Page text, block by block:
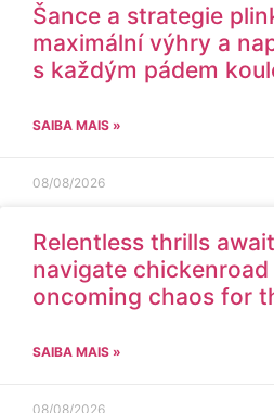
Šance a strategie
maximální výhry a
s každým pádem
SAIBA MAIS »
08/08/2026
Relentless thrills
navigate
oncoming chaos for
SAIBA MAIS »
08/08/2026